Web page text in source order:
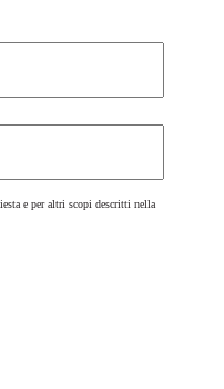
e per altri scopi descritti nella